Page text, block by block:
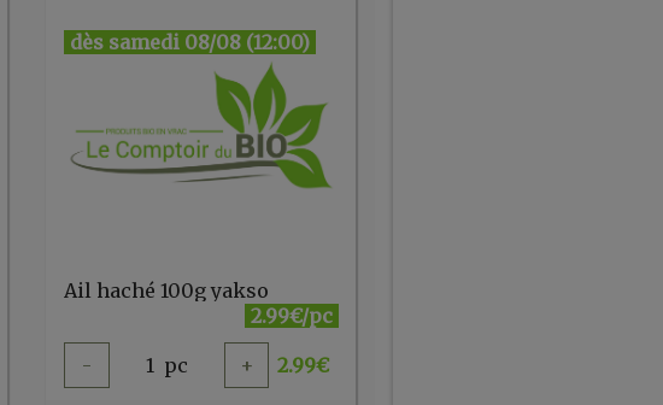
dès samedi 08/08 (12:00)
Ail haché 100g yakso
2.99€/pc
- 1 pc + 2.99€